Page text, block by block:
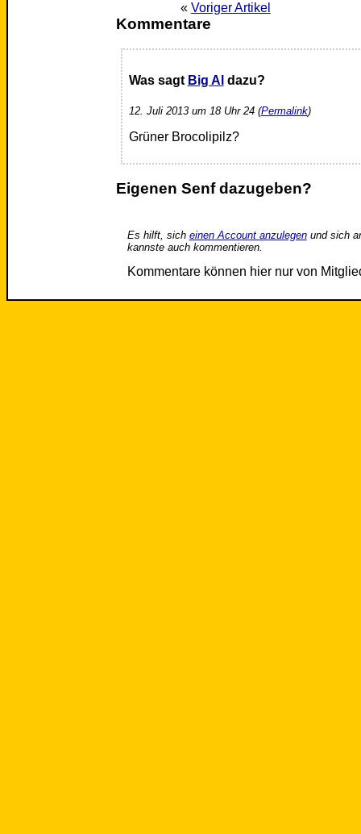
« Voriger Artikel
Kommentare
Was sagt Big Al dazu?
12. Juli 2013 um 18 Uhr 24 (Permalink)
Grüner Brocolipilz?
Eigenen Senf dazugeben?
Es hilft, sich einen Account anzulegenund sich
kannste auch kommentieren.
Kommentare können hier nur von